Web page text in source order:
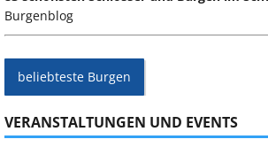
Burgenblog
beliebteste Burgen
VERANSTALTUNGEN UND EVENTS